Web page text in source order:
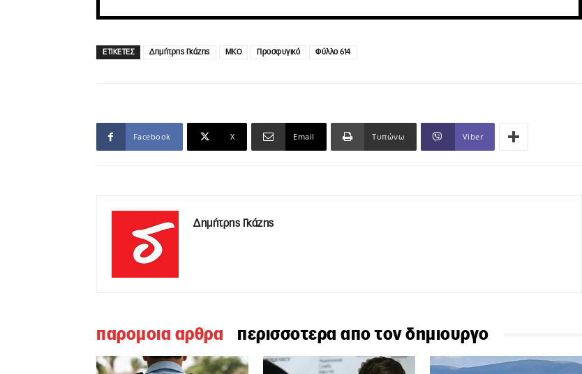
ΕΤΙΚΕΤΕΣ Δημήτρης Γκάζης ΜΚΟ Προσφυγικό Φύλλο 614
Facebook X Email Τυπώνω Viber
Δημήτρης Γκάζης
παρομοια αρθρα περισσοτερα απο τον δημιουργο